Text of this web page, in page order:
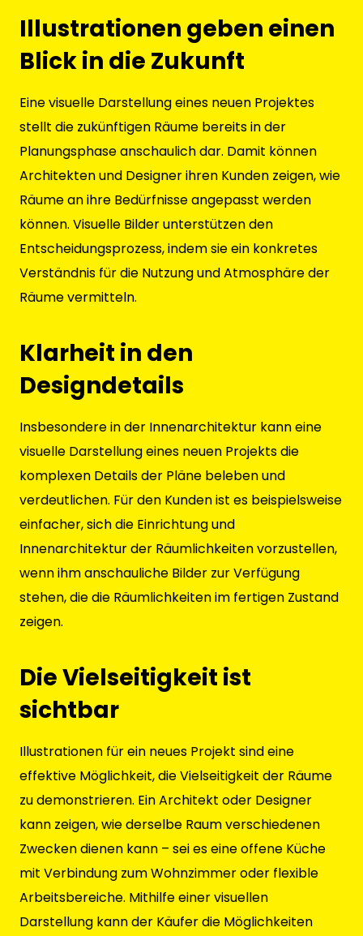
Illustrationen geben einen
Blick in die Zukunft
Eine visuelle Darstellung eines neuen Projektes
stellt die zukünftigen Räume bereits in der
Planungsphase anschaulich dar. Damit können
Architekten und Designer ihren Kunden zeigen, wie
Räume an ihre Bedürfnisse angepasst werden
können. Visuelle Bilder unterstützen den
Entscheidungsprozess, indem sie ein konkretes
Verständnis für die Nutzung und Atmosphäre der
Räume vermitteln.
Klarheit in den
Designdetails
Insbesondere in der Innenarchitektur kann eine
visuelle Darstellung eines neuen Projekts die
komplexen Details der Pläne beleben und
verdeutlichen. Für den Kunden ist es beispielsweise
einfacher, sich die Einrichtung und
Innenarchitektur der Räumlichkeiten vorzustellen,
wenn ihm anschauliche Bilder zur Verfügung
stehen, die die Räumlichkeiten im fertigen Zustand
zeigen.
Die Vielseitigkeit ist
sichtbar
Illustrationen für ein neues Projekt sind eine
effektive Möglichkeit, die Vielseitigkeit der Räume
zu demonstrieren. Ein Architekt oder Designer
kann zeigen, wie derselbe Raum verschiedenen
Zwecken dienen kann – sei es eine offene Küche
mit Verbindung zum Wohnzimmer oder flexible
Arbeitsbereiche. Mithilfe einer visuellen
Darstellung kann der Käufer die Möglichkeiten